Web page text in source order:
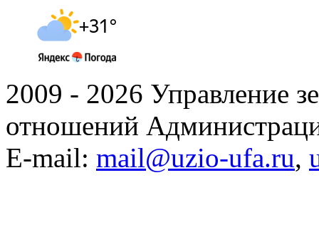
2009 - 2026 Управление
отношений
E-mail: mail@uzio-ufa.ru,